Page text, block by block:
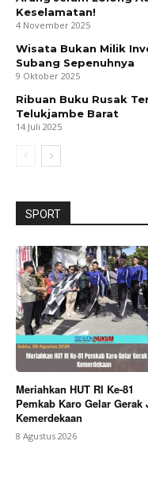
Keselamatan!
4 November 2025
Wisata Bukan Milik
Subang Sepenuhnya
9 Oktober 2025
Ribuan Buku Rusak
Telukjambe Barat
14 Juli 2025
SPORT
Meriahkan HUT RI Ke-81
Pemkab Karo Gelar Gerak
Kemerdekaan
8 Agustus 2026